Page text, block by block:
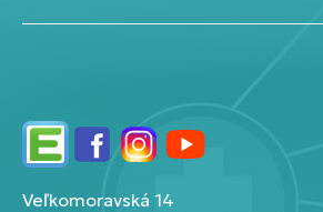
EdupageFacebookInstagram
YouTube
Veľkomoravská 14